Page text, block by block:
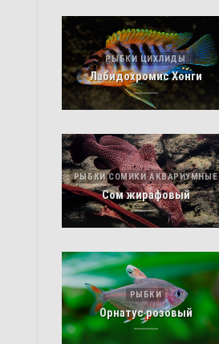
РЫБКИ ЦИХЛИДЫ
Лабидохромис Хонги
РЫБКИ СОМИКИ АКВАРИУМНЫЕ
Сом жирафовый
РЫБКИ
Орнатус розовый